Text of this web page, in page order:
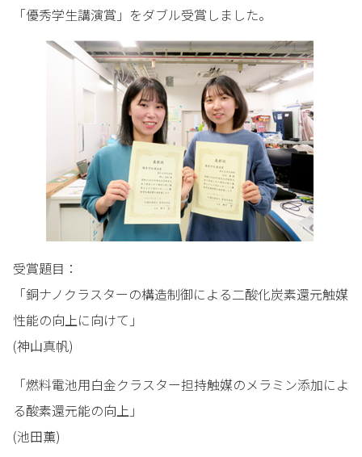
「優秀学生講演賞」をダブル受賞しました。
受賞題目：
「銅ナノクラスターの構造制御による二酸化炭素還元触媒
性能の向上に向けて」
(神山真帆)
「燃料電池用白金クラスター担持触媒のメラミン添加によ
る酸素還元能の向上」
(池田薫)